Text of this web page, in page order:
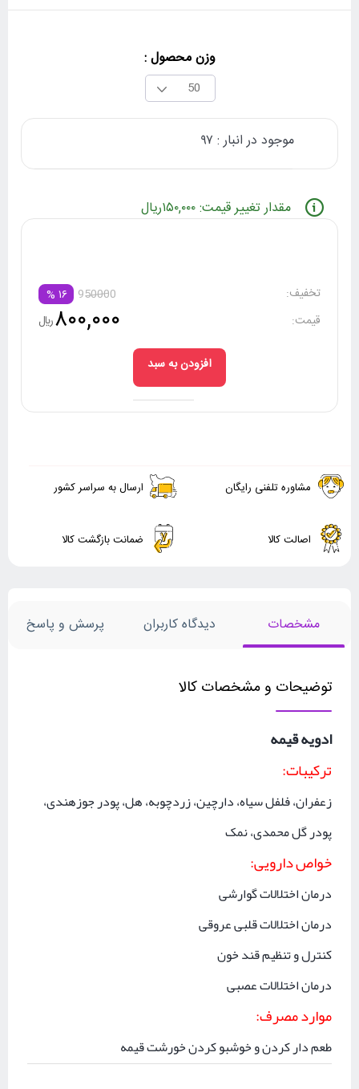
وزن محصول :
50
موجود در انبار : ۹۷
مقدار تغییر قیمت: ۱۵۰,۰۰۰ریال
تخفیف: 950000 ۱۶ %
قیمت:
۸۰۰,۰۰۰ريال
افزودن به سبد
مشاوره تلفنی رایگان ارسال به سراسر کشور
اصالت کالا ضمانت بازگشت کالا
مشخصات دیدگاه کاربران پرسش و پاسخ
توضیحات و مشخصات کالا
ادویه قیمه
ترکیبات:
زعفران، فلفل سیاه، دارچین، زردچوبه، هل، پودر جوزهندی،
پودر گل محمدی، نمک
خواص دارویی:
درمان اختلالات گوارشی
درمان اختلالات قلبی عروقی
کنترل و تنظیم قند خون
درمان اختلالات عصبی
موارد مصرف:
طعم دار کردن و خوشبو کردن خورشت قیمه